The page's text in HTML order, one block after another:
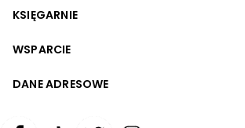
KSIĘGARNIE
WSPARCIE
DANE ADRESOWE